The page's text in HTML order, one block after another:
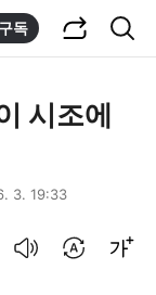
구독
시조에
3. 19:33